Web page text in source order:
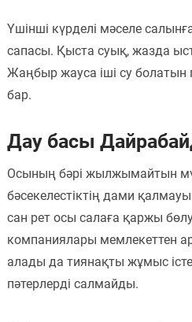
Үшінші күрделі мәселе
сапасы. Қыста суық, жазда
Жаңбыр жауса іші су болатын
бар.
Дау басы
Осының бәрі жылжымайтын
бәсекелестіктің дами
сан рет осы салаға қаржы
компаниялары мемлекеттен
алады да тиянақты жұмыс
пәтерлерді салмайды.